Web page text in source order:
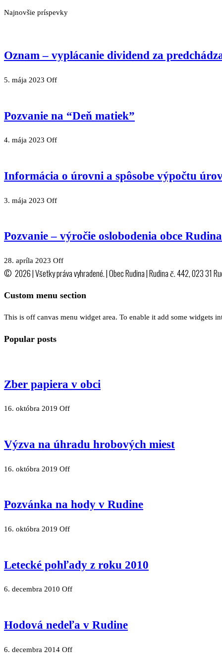
Najnovšie príspevky
Oznam – vyplácanie dividend za
5. mája 2023 Off
Pozvanie na “Deň matiek”
4. mája 2023 Off
Informácia o úrovni a spôsobe výpočtu
3. mája 2023 Off
Pozvanie – výročie oslobodenia obce Rudina
28. apríla 2023 Off
© 2026 | Všetky práva vyhradené. | Obec Rudina | Rudina č. 442, 023 31
Custom menu section
This is off canvas menu widget area. To enable it add some widgets
Popular posts
Zber papiera v obci
16. októbra 2019 Off
Výzva na úhradu hrobových miest
16. októbra 2019 Off
Pozvánka na hody v Rudine
16. októbra 2019 Off
Letecké pohľady z roku 2010
6. decembra 2010 Off
Hodová nedeľa v Rudine
6. decembra 2014 Off